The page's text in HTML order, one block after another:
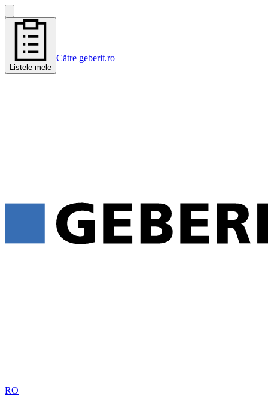
Listele mele
Către geberit.ro
RO